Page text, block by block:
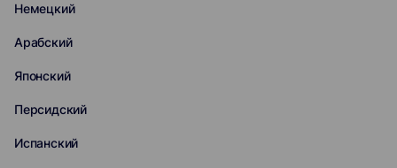
Немецкий
Арабский
Японский
Персидский
Испанский